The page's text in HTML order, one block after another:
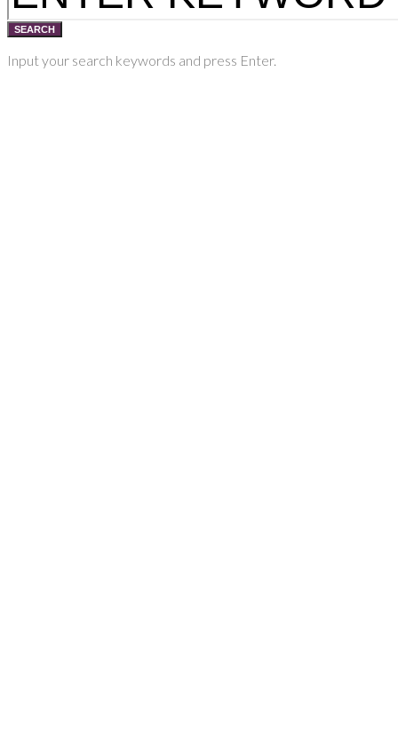
SEARCH
Input your search keywords and press Enter.